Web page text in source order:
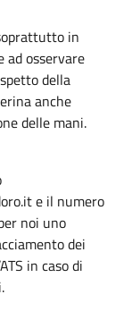
in
ad osservare
della
anche
delle mani.
e il numero
noi uno
dei
in caso di